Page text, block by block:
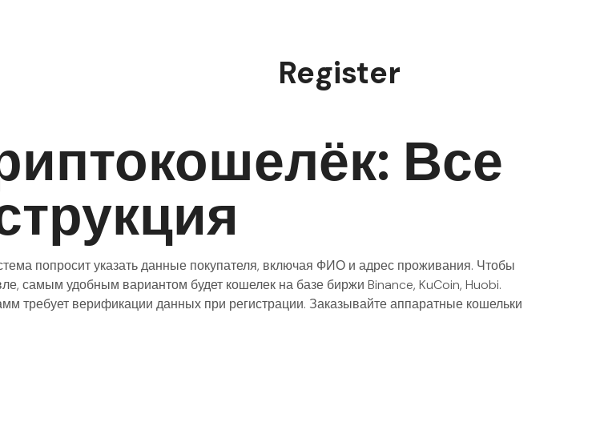
Register
Все
попросит указать данные покупателя, включая ФИО и адрес проживания. Чтобы
самым удобным вариантом будет кошелек на базе биржи Binance, KuCoin, Huobi.
требует верификации данных при регистрации. Заказывайте аппаратные кошельки